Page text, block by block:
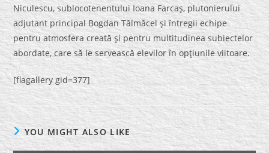
Niculescu, sublocotenentului Ioana Farcaş, plutonierului
adjutant principal Bogdan Tălmăcel şi întregii echipe
pentru atmosfera creată şi pentru multitudinea subiectelor
abordate, care să le servească elevilor în opţiunile viitoare.
[flagallery gid=377]
YOU MIGHT ALSO LIKE